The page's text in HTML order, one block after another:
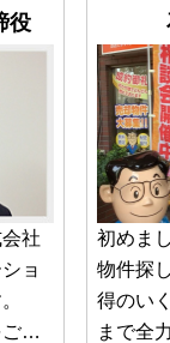
役
社
ョ
覧
初めま
物件探
得のい
まで全